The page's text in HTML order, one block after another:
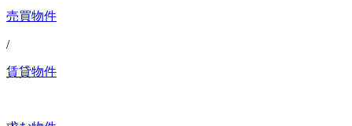
売買物件
/
賃貸物件